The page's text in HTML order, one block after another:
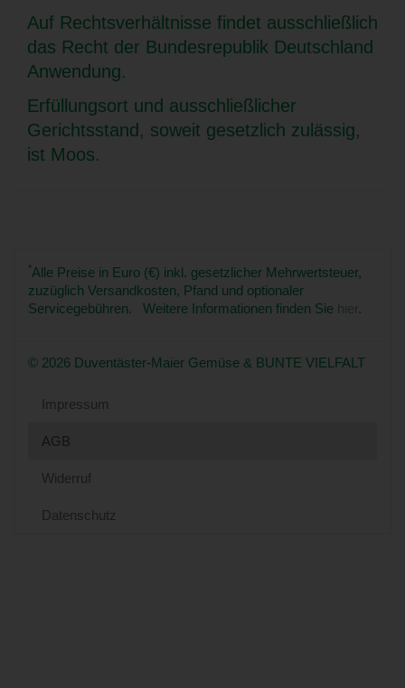
Auf Rechtsverhältnisse findet ausschließlich
das Recht der Bundesrepublik Deutschland
Anwendung.
Erfüllungsort und ausschließlicher
Gerichtsstand, soweit gesetzlich zulässig,
ist Moos.
*Alle Preise in Euro (€) inkl. gesetzlicher Mehrwertsteuer,
zuzüglich Versandkosten, Pfand und optionaler
Servicegebühren. Weitere Informationen finden Sie hier.
© 2026 Duventäster-Maier Gemüse & BUNTE VIELFALT
Impressum
AGB
Widerruf
Datenschutz